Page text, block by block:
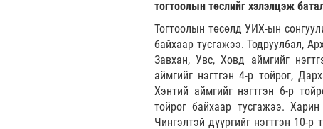
тогтоолын төслийг хэлэлцэж
Тогтоолын төсөлд УИХ-ын
байхаар тусгажээ. Тодруулбал,
Завхан, Увс, Ховд аймгийг
аймгийг нэгтгэн 4-р тойрог,
Хэнтий аймгийг нэгтгэн 6-р
тойрог байхаар тусгажээ.
Чингэлтэй дүүргийг нэгтгэн 10-р